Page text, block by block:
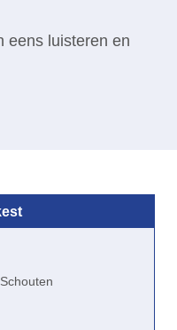
eens luisteren en